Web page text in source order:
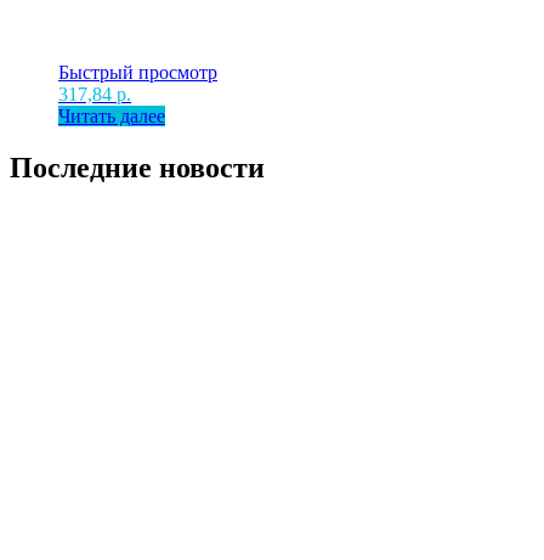
Быстрый просмотр
317,84 р.
Читать далее
Последние новости